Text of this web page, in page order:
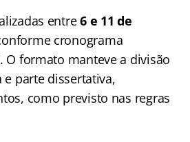
entre6 e 11 de
cronograma
O formato manteve a divisão
parte dissertativa,
como previsto nas regras